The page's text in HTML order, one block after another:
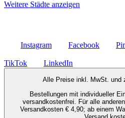
Weitere Städte anzeigen
Instagram Facebook
TikTok LinkedIn
Alle Preise inkl. MwSt. und
Bestellungen mit individueller
versandkostenfrei. Für alle
Versandkosten € 4,90; ab einem